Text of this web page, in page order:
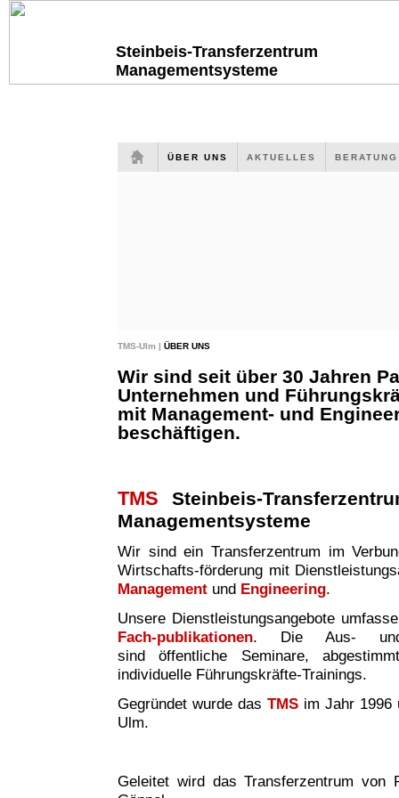
Steinbeis-Transferzentrum
Managementsysteme
ÜBER UNS AKTUELLES
TMS-Ulm | ÜBER UNS
Wir sind seit über 30 Jahren
Unternehmen und
mit Management- und
beschäftigen.
TMS
Steinbeis-
Managementsysteme
Wir sind ein Transferzentrum im
Wirtschafts-förderung mit
Management und Engineering.
Unsere Dienstleistungsangebote
Fach-publikationen. Die Aus- und
sindöffentliche Seminare,
individuelle Führungskräfte-Trainings.
Gegründet wurde das TMS im Jahr
Ulm.
Geleitet wird das Transferzentrum von